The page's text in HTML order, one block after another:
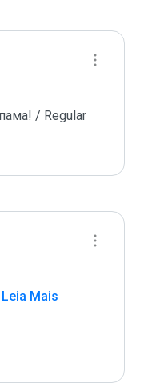
/ Regular
Leia Mais